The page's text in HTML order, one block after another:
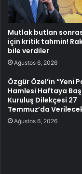
Mutlak butlan
için kritik tahmin!
bile verdiler
Ağustos 6, 2026
Özgür Özel’in “Yeni
Hamlesi Haftaya
Kuruluş Dilekçesi 27
Temmuz’da
Ağustos 6, 2026